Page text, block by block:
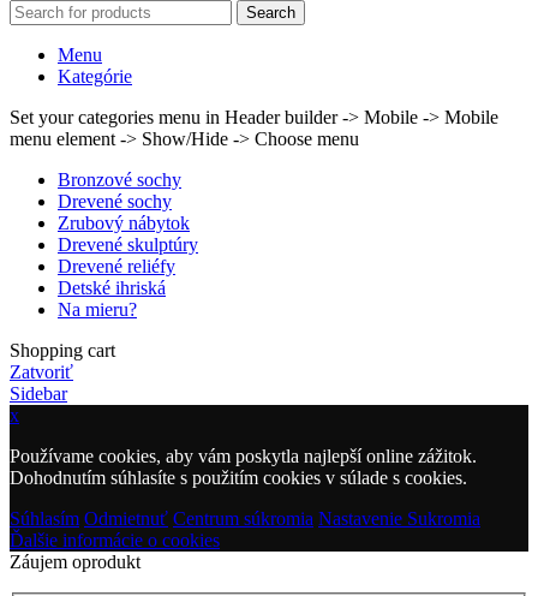
Search
Menu
Kategórie
Set your categories menu in Header builder -> Mobile -> Mobile
menu element -> Show/Hide -> Choose menu
Bronzové sochy
Drevené sochy
Zrubový nábytok
Drevené skulptúry
Drevené reliéfy
Detské ihriská
Na mieru?
Shopping cart
Zatvoriť
Sidebar
x
Používame cookies, aby vám poskytla najlepší online zážitok.
Dohodnutím súhlasíte s použitím cookies v súlade s cookies.
Súhlasím Odmietnuť Centrum súkromia Nastavenie Sukromia
Ďalšie informácie o cookies
Záujem oprodukt